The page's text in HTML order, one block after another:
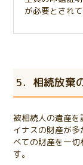
が必要とされて
5．相続放棄
被相続人の遺産
イナスの財産が
べての財産を一
す。